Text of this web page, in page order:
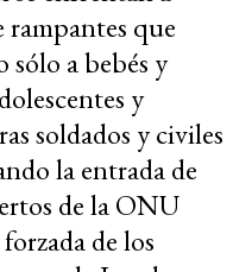
rampantes que
sólo a bebés y
y
soldados y civiles
la entrada de
de la ONU
de los